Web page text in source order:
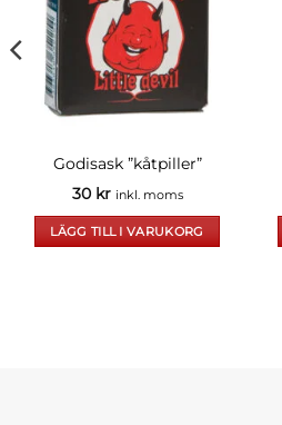
Godisask ”kåtpiller”
30 kr inkl. moms
LÄGG TILL I VARUKORG